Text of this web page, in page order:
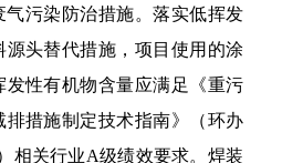
气污染防治措施。落实低挥发
头替代措施，项目使用的涂
性有机物含量应满足《重污
措施制定技术指南》（环办
相关行业A级绩效要求。焊装